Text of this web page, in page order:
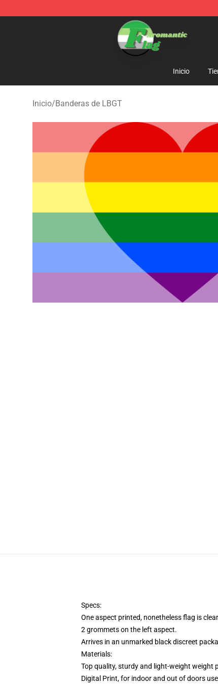
Aromantic Flag Shop - The Best Store of Aromantic
Inicio
Inicio/Banderas de LBGT
Specs:
One aspect printed, nonetheless flag is
2 grommets on the left aspect.
Arrives in an unmarked black discreet
Materials:
Top quality, sturdy and light-weight weight
Digital Print, for indoor and out of doors use